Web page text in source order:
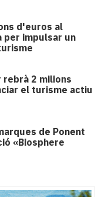
d'euros al
per impulsar un
rebrà 2 milions
el turisme actiu
de Ponent
«Biosphere